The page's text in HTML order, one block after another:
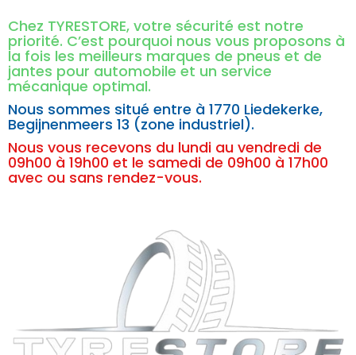
Chez TYRESTORE, votre sécurité est notre
priorité. C’est pourquoi nous vous proposons à
la fois les meilleurs marques de pneus et de
jantes pour automobile et un service
mécanique optimal.
Nous sommes situé entre à 1770 Liedekerke,
Begijnenmeers 13 (zone industriel).
Nous vous recevons du lundi au vendredi de
09h00 à 19h00 et le samedi de 09h00 à 17h00
avec ou sans rendez-vous.